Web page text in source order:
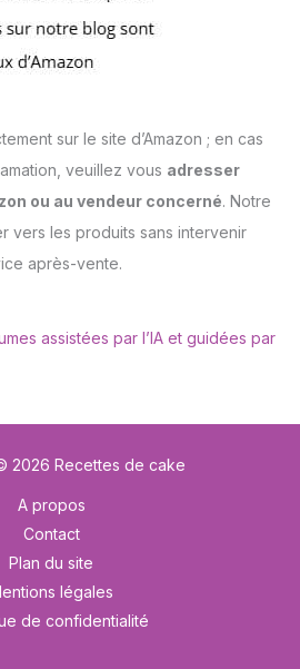
sur le site d’Amazon ; en cas
veuillez vous adresser
ou au vendeur concerné. Notre
vers les produits sans intervenir
après-vente.
assistées par l’IA et guidées par
2026 Recettes de cake
A propos
Contact
Plan du site
légales
de confidentialité